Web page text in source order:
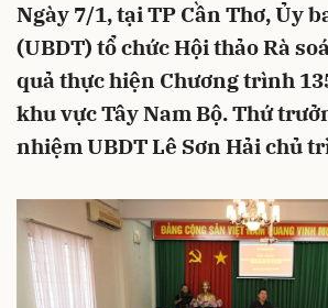
Ngày 7/1, tại TP Cần Thơ, Ủy
(UBDT) tổ chức Hội thảo Rà
quả thực hiện Chương trình
khu vực Tây Nam Bộ. Thứ
nhiệm UBDT Lê Sơn Hải chủ